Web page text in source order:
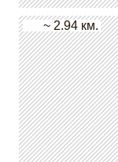
~ 2.94 км.